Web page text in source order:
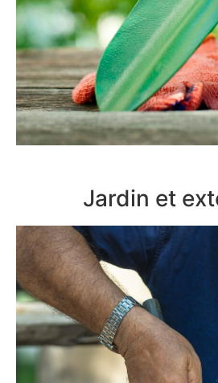
Jardin et